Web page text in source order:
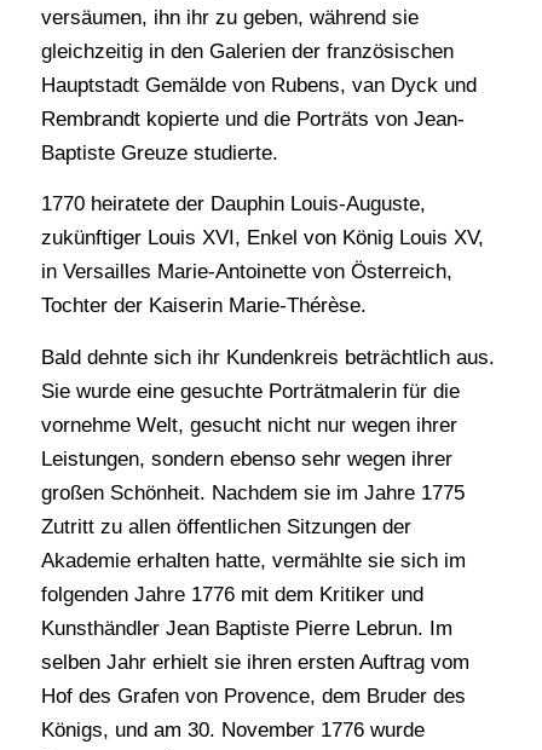
versäumen, ihn ihr zu geben, während sie
gleichzeitig in den Galerien der französischen
Hauptstadt Gemälde von Rubens, van Dyck und
Rembrandt kopierte und die Porträts von Jean-
Baptiste Greuze studierte.
1770 heiratete der Dauphin Louis-Auguste,
zukünftiger Louis XVI, Enkel von König Louis XV,
in Versailles Marie-Antoinette von Österreich,
Tochter der Kaiserin Marie-Thérèse.
Bald dehnte sich ihr Kundenkreis beträchtlich aus.
Sie wurde eine gesuchte Porträtmalerin für die
vornehme Welt, gesucht nicht nur wegen ihrer
Leistungen, sondern ebenso sehr wegen ihrer
großen Schönheit. Nachdem sie im Jahre 1775
Zutritt zu allen öffentlichen Sitzungen der
Akademie erhalten hatte, vermählte sie sich im
folgenden Jahre 1776 mit dem Kritiker und
Kunsthändler Jean Baptiste Pierre Lebrun. Im
selben Jahr erhielt sie ihren ersten Auftrag vom
Hof des Grafen von Provence, dem Bruder des
Königs, und am 30. November 1776 wurde